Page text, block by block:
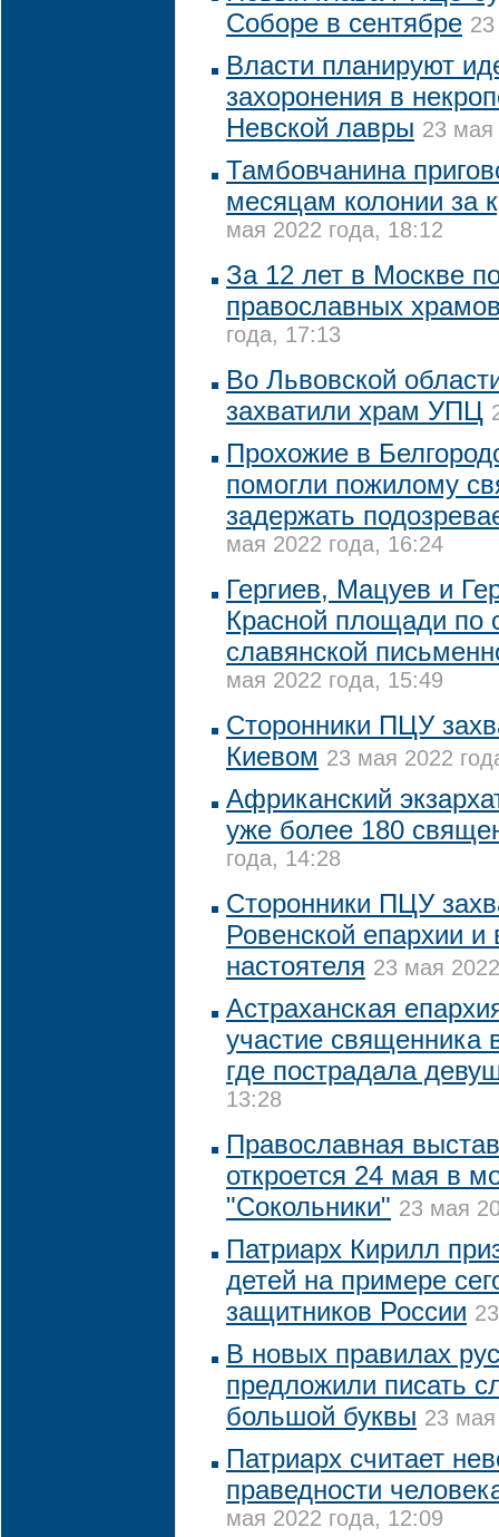
Соборе в сентябре
Власти планируют
захоронения в
Невской лавры 23 мая
Тамбовчанина
месяцам колонии за
мая 2022 года, 18:12
За 12 лет в Москве
православных
года, 17:13
Во Львовской
захватили храм УПЦ
Прохожие в
помогли пожилому
задержать
мая 2022 года, 16:24
Гергиев, Мацуев и
Красной площади по
славянской
мая 2022 года, 15:49
Сторонники ПЦУ
Киевом 23 мая 2022
Африканский
уже более 180
года, 14:28
Сторонники ПЦУ
Ровенской епархии
настоятеля 23 мая
Астраханская
участие священника
где пострадала
13:28
Православная
откроется 24 мая в
"Сокольники" 23 мая
Патриарх Кирилл
детей на примере
защитников России
В новых правилах
предложили писать
большой буквы 23 мая
Патриарх считает
праведности
мая 2022 года, 12:09